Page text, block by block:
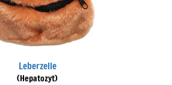
Leberzelle
(Hepatozyt)